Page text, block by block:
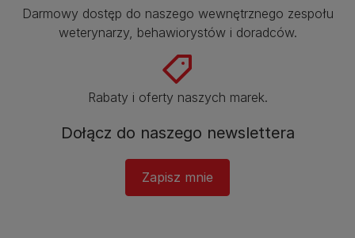
Darmowy dostęp do naszego wewnętrznego zespołu
weterynarzy, behawiorystów i doradców.​
Rabaty i oferty naszych marek.​
Dołącz do naszego newslettera​
Zapisz mnie